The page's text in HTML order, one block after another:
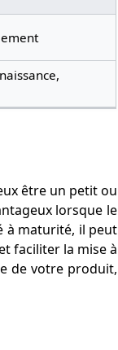
être un petit ou
lorsque le
à maturité, il peut
faciliter la mise à
de votre produit,